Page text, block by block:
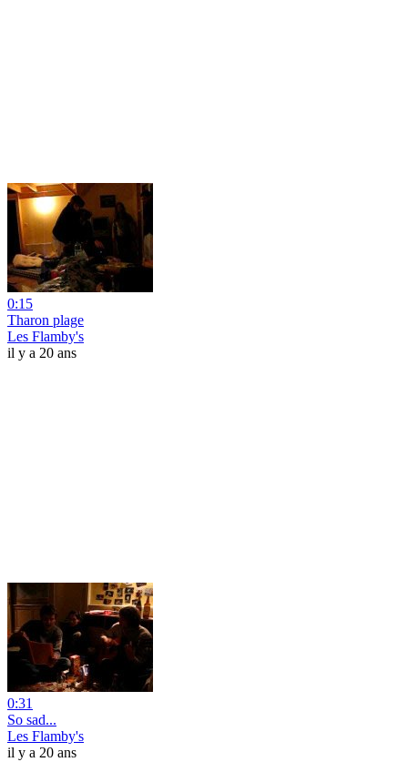
0:15
Tharon plage
Les Flamby's
il y a 20 ans
0:31
So sad...
Les Flamby's
il y a 20 ans